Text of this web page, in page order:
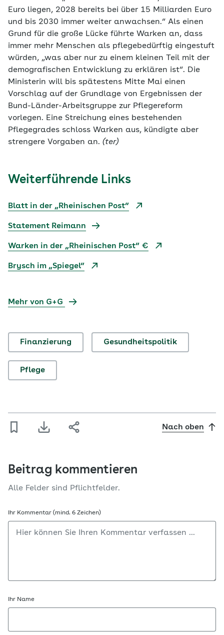
Euro liegen, 2028 bereits bei über 15 Milliarden Euro
und bis 2030 immer weiter anwachsen.“ Als einen
Grund für die große Lücke führte Warken an, dass
immer mehr Menschen als pflegebedürftig eingestuft
würden, „was aber nur zu einem kleinen Teil mit der
demografischen Entwicklung zu erklären ist“. Die
Ministerin will bis spätestens Mitte Mai einen
Vorschlag auf der Grundlage von Ergebnissen der
Bund-Länder-Arbeitsgruppe zur Pflegereform
vorlegen. Eine Streichung eines bestehenden
Pflegegrades schloss Warken aus, kündigte aber
strengere Vorgaben an. (ter)
Weiterführende Links
Blatt in der „Rheinischen Post“
Statement Reimann
Warken in der „Rheinischen Post“ €
Brysch im „Spiegel“
Mehr von G+G
Finanzierung Gesundheitspolitik
Pflege
Nach oben
Beitrag kommentieren
Alle Felder sind Pflichtfelder.
Ihr Kommentar (mind. 6 Zeichen)
Ihr Name